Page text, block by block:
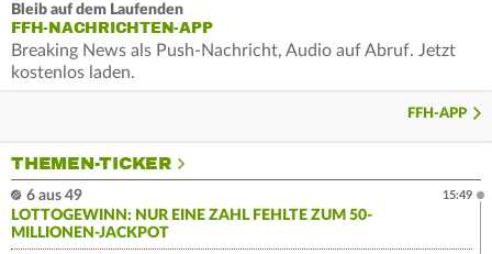
Bleib auf dem Laufenden
FFH-NACHRICHTEN-APP
Breaking News als Push-Nachricht, Audio auf Abruf. Jetzt
kostenlos laden.
FFH-APP
THEMEN-TICKER
6 aus 49
LOTTOGEWINN: NUR EINE ZAHL FEHLTE ZUM 50-
MILLIONEN-JACKPOT
15:49